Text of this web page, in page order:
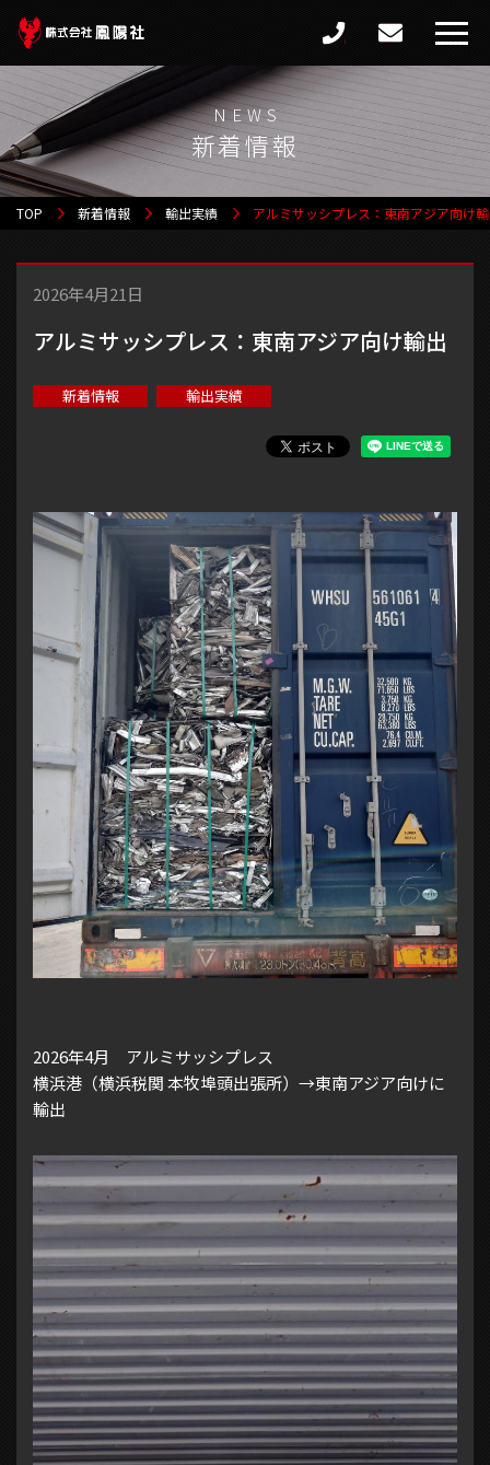
新着情報
TOP 新着情報 輸出実績 アルミサッシプレス：東南アジア向け
2026年4月21日
アルミサッシプレス：東南アジア向け輸出
新着情報 輸出実績
2026年4月 アルミサッシプレス
横浜港（横浜税関 本牧埠頭出張所）→東南アジア向けに
輸出